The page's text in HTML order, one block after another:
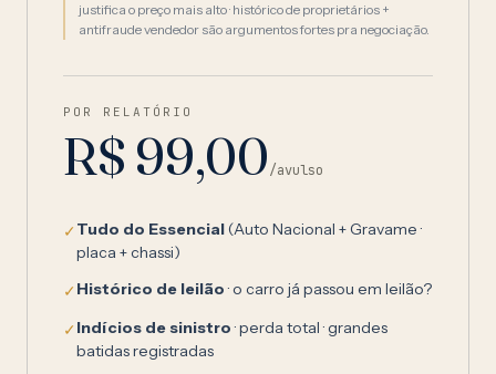
justifica o preço mais alto · histórico de proprietários +
antifraude vendedor são argumentos fortes pra negociação.
POR RELATÓRIO
R$ 99,00/avulso
✓Tudo do Essencial(Auto Nacional + Gravame ·
placa + chassi)
✓Histórico de leilão· o carro já passou em leilão?
✓Indícios de sinistro· perda total · grandes
batidas registradas